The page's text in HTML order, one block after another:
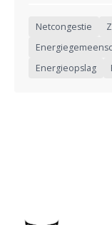
Netcongestie
Energieopslag